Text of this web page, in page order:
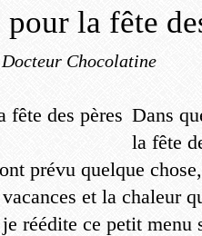
la fête
Chocolatine
Dans
la fête
prévu quelque
et la chaleur
réédite ce petit menu